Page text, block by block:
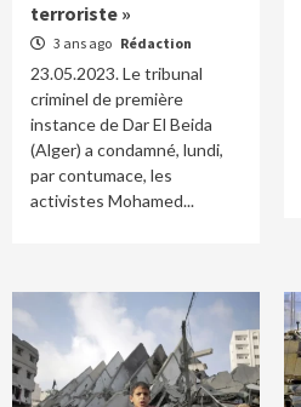
terroriste »
3 ans ago Rédaction
23.05.2023. Le tribunal
criminel de première
instance de Dar El Beida
(Alger) a condamné, lundi,
par contumace, les
activistes Mohamed...